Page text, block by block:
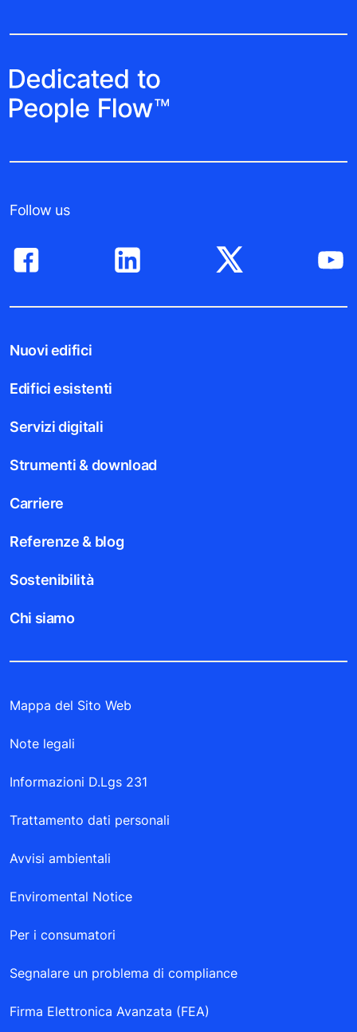
Follow us
Nuovi edifici
Edifici esistenti
Servizi digitali
Strumenti & download
Carriere
Referenze & blog
Sostenibilità
Chi siamo
Mappa del Sito Web
Note legali
Informazioni D.Lgs 231
Trattamento dati personali
Avvisi ambientali
Enviromental Notice
Per i consumatori
Segnalare un problema di compliance
Firma Elettronica Avanzata (FEA)